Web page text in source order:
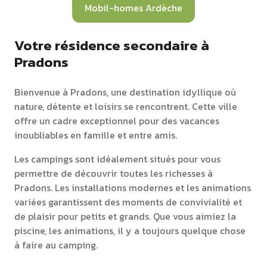
Mobil-homes Ardèche
Votre résidence secondaire à
Pradons
Bienvenue à Pradons, une destination idyllique où
nature, détente et loisirs se rencontrent. Cette ville
offre un cadre exceptionnel pour des vacances
inoubliables en famille et entre amis.
Les campings sont idéalement situés pour vous
permettre de découvrir toutes les richesses à
Pradons. Les installations modernes et les animations
variées garantissent des moments de convivialité et
de plaisir pour petits et grands. Que vous aimiez la
piscine, les animations, il y a toujours quelque chose
à faire au camping.